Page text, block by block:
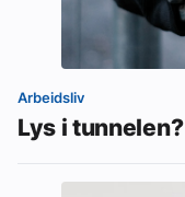
Arbeidsliv
Lys i tunnelen?